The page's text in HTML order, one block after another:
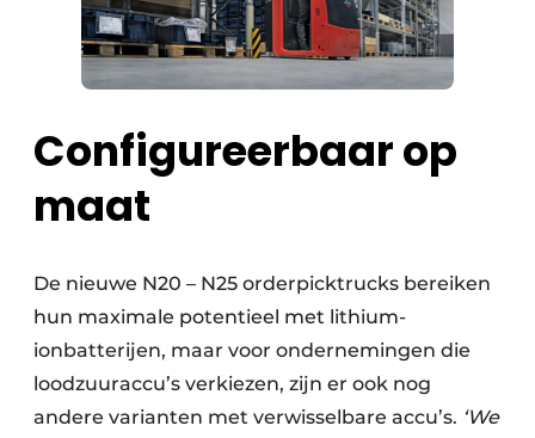
Configureerbaar op
maat
De nieuwe N20 – N25 orderpicktrucks bereiken
hun maximale potentieel met lithium-
ionbatterijen, maar voor ondernemingen die
loodzuuraccu’s verkiezen, zijn er ook nog
andere varianten met verwisselbare accu’s. ‘We